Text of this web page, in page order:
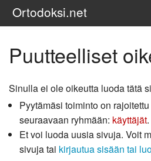
Ortodoksi.net
Puutteelliset
Sinulla ei ole oikeutta luoda tätä
Pyytämäsi toiminto on
seuraavaan ryhmään: käyttäjät.
Et voi luoda uusia sivuja. Voit
sivuja tai kirjautua sisään tai